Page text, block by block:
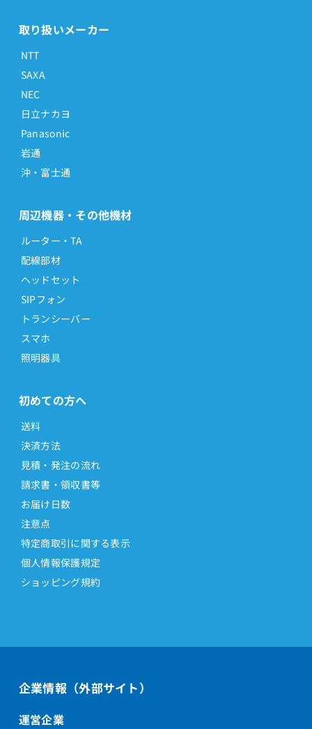
取り扱いメーカー
NTT
SAXA
NEC
日立ナカヨ
Panasonic
岩通
沖・富士通
周辺機器・その他機材
ルーター・TA
配線部材
ヘッドセット
SIPフォン
トランシーバー
スマホ
照明器具
初めての方へ
送料
決済方法
見積・発注の流れ
請求書・領収書等
お届け日数
注意点
特定商取引に関する表示
個人情報保護規定
ショッピング規約
企業情報（外部サイト）
運営企業